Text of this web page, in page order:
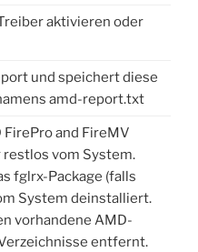
aktivieren oder
und speichert diese
amd-report.txt
and FireMV
restlos vom System.
fglrx-Package (falls
System deinstalliert.
vorhandene AMD-
entfernt.